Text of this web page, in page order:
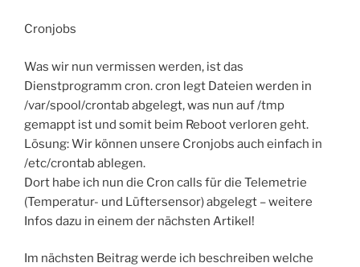
Cronjobs
Was wir nun vermissen werden, ist das
Dienstprogramm cron. cron legt Dateien werden in
/var/spool/crontab abgelegt, was nun auf /tmp
gemappt ist und somit beim Reboot verloren geht.
Lösung: Wir können unsere Cronjobs auch einfach in
/etc/crontab ablegen.
Dort habe ich nun die Cron calls für die Telemetrie
(Temperatur- und Lüftersensor) abgelegt – weitere
Infos dazu in einem der nächsten Artikel!
Im nächsten Beitrag werde ich beschreiben welche